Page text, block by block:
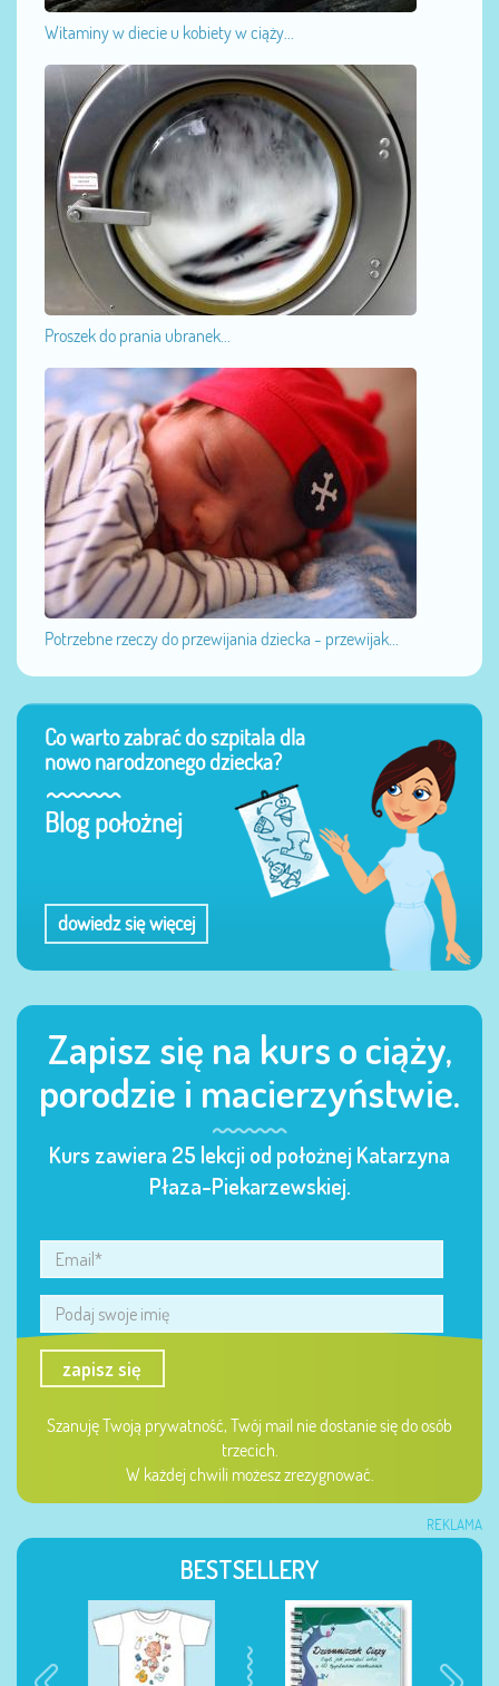
Witaminy w diecie u kobiety w ciąży...
Proszek do prania ubranek...
Potrzebne rzeczy do przewijania dziecka - przewijak...
Co warto zabrać do szpitala dla
nowo narodzonego dziecka?
Blog położnej
dowiedz się więcej
Zapisz się na kurs o ciąży,
porodzie i macierzyństwie.
Kurs zawiera 25 lekcji od położnej Katarzyna
Płaza-Piekarzewskiej.
zapisz się
Szanuję Twoją prywatność, Twój mail nie dostanie się do osób
trzecich.
W każdej chwili możesz zrezygnować.
REKLAMA
BESTSELLERY